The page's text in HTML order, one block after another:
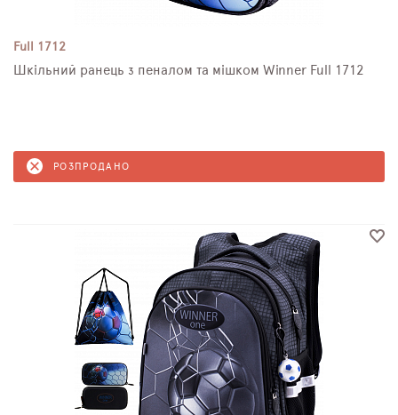
Full 1712
Шкільний ранець з пеналом та мішком Winner Full 1712
РОЗПРОДАНО